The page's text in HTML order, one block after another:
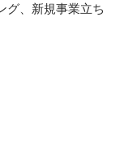
グ、新規事業立ち